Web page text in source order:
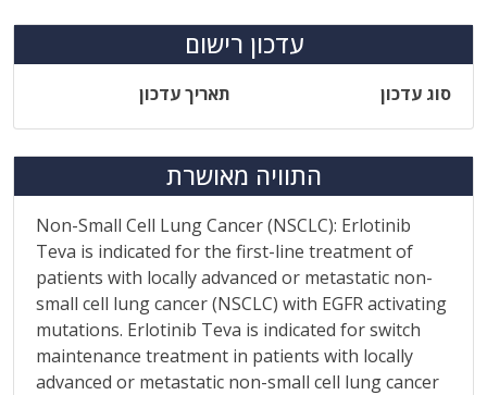
עדכון רישום
סוג עדכון תאריך עדכון
התוויה מאושרת
Non-Small Cell Lung Cancer (NSCLC): Erlotinib
Teva is indicated for the first-line treatment of
patients with locally advanced or metastatic non-
small cell lung cancer (NSCLC) with EGFR activating
mutations. Erlotinib Teva is indicated for switch
maintenance treatment in patients with locally
advanced or metastatic non-small cell lung cancer